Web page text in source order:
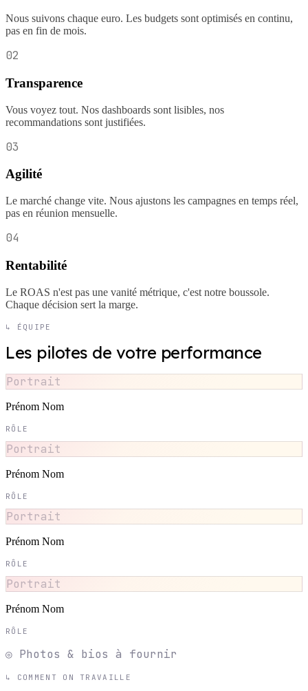
Nous suivons chaque euro. Les budgets sont optimisés en continu,
pas en fin de mois.
02
Transparence
Vous voyez tout. Nos dashboards sont lisibles, nos
recommandations sont justifiées.
03
Agilité
Le marché change vite. Nous ajustons les campagnes en temps réel,
pas en réunion mensuelle.
04
Rentabilité
Le ROAS n'est pas une vanité métrique, c'est notre boussole.
Chaque décision sert la marge.
↳ ÉQUIPE
Les pilotes de votre performance
Portrait
Prénom Nom
RÔLE
Portrait
Prénom Nom
RÔLE
Portrait
Prénom Nom
RÔLE
Portrait
Prénom Nom
RÔLE
◎ Photos & bios à fournir
↳ COMMENT ON TRAVAILLE